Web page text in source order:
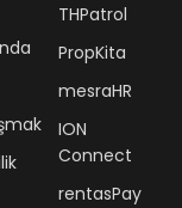
THPatrol
PropKita
mesraHR
ION
Connect
rentasPay